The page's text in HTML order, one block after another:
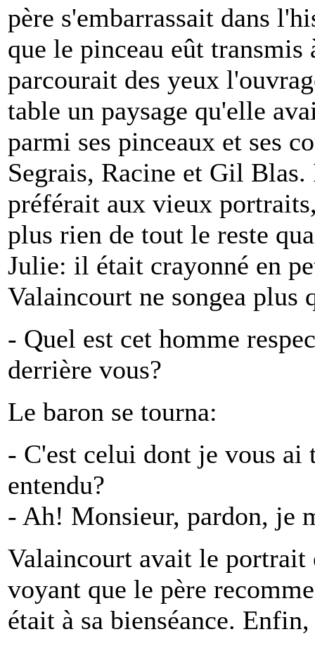
père s'embarrassait dans
que le pinceau eût
parcourait des yeux
table un paysage qu'elle
parmi ses pinceaux et ses
Segrais, Racine et Gil
préférait aux vieux
plus rien de tout le reste
Julie: il était crayonné en
Valaincourt ne songea plus
- Quel est cet homme
derrière vous?
Le baron se tourna:
- C'est celui dont je vous ai
entendu?
- Ah! Monsieur, pardon, je
Valaincourt avait le
voyant que le père
était à sa bienséance.